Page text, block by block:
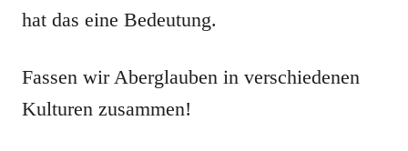
hat das eine Bedeutung.
Fassen wir Aberglauben in verschiedenen
Kulturen zusammen!